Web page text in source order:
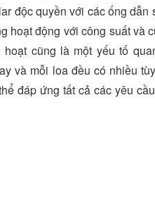
độc quyền với các ống dẫn
hoạt động với công suất và
cũng là một yếu tố
và mỗi loa đều có nhiều
đáp ứng tất cả các yêu